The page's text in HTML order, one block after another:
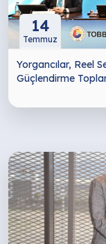
14
Temmuz
Yorgancılar, Reel
Güçlendirme